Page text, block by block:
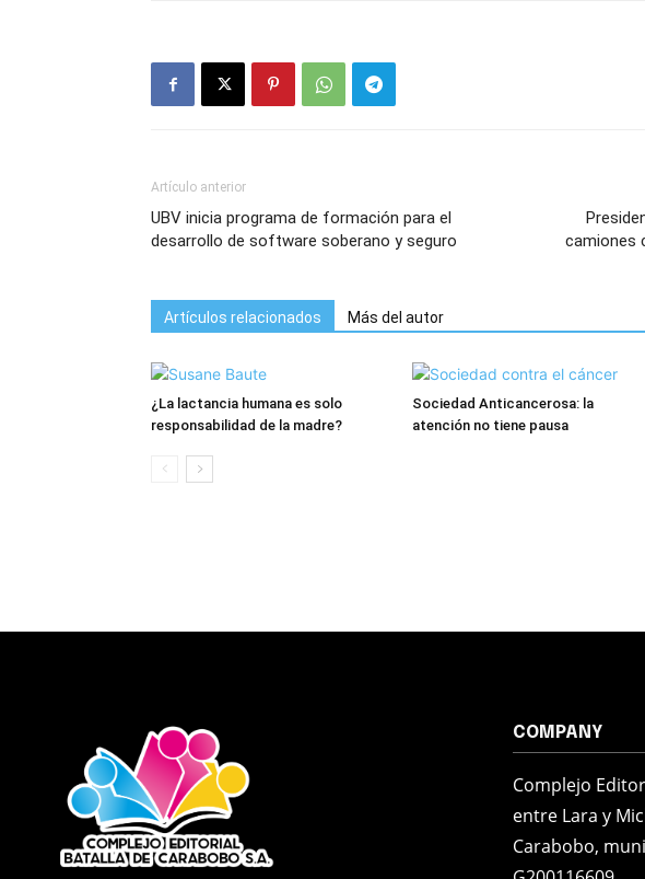
Artículo anterior
UBV inicia programa de formación para el
desarrollo de software soberano y seguro
camiones
Artículos relacionados Más del autor
¿La lactancia humana es solo
responsabilidad de la madre?
Sociedad Anticancerosa: la
atención no tiene pausa
COMPANY
Complejo
entre Lara y
Carabobo,